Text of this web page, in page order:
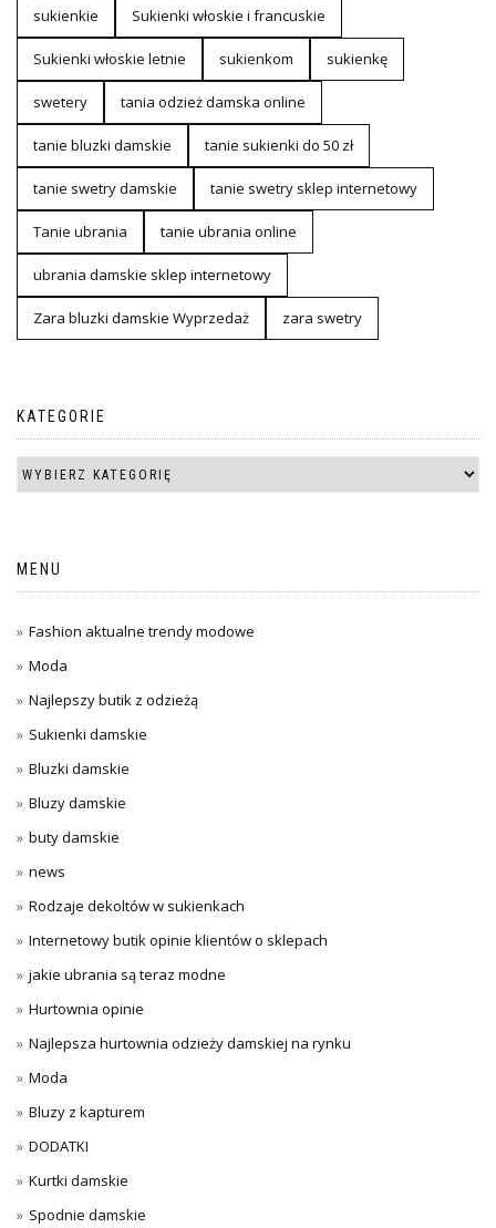
sukienkie Sukienki włoskie i francuskie
Sukienki włoskie letnie sukienkom sukienkę
swetery tania odzież damska online
tanie bluzki damskie tanie sukienki do 50 zł
tanie swetry damskie tanie swetry sklep internetowy
Tanie ubrania tanie ubrania online
ubrania damskie sklep internetowy
Zara bluzki damskie Wyprzedaż zara swetry
KATEGORIE
MENU
Fashion aktualne trendy modowe
Moda
Najlepszy butik z odzieżą
Sukienki damskie
Bluzki damskie
Bluzy damskie
buty damskie
news
Rodzaje dekoltów w sukienkach
Internetowy butik opinie klientów o sklepach
jakie ubrania są teraz modne
Hurtownia opinie
Najlepsza hurtownia odzieży damskiej na rynku
Moda
Bluzy z kapturem
DODATKI
Kurtki damskie
Spodnie damskie